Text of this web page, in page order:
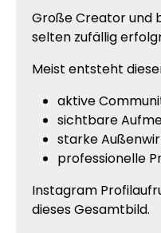
Große Creator und
selten zufällig
Meist entsteht
aktive
sichtbare
starke
professionelle
Instagram
dieses Gesamtbild.